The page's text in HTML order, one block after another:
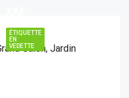
ÉTIQUETTE
EN
VEDETTESalon, Jardin